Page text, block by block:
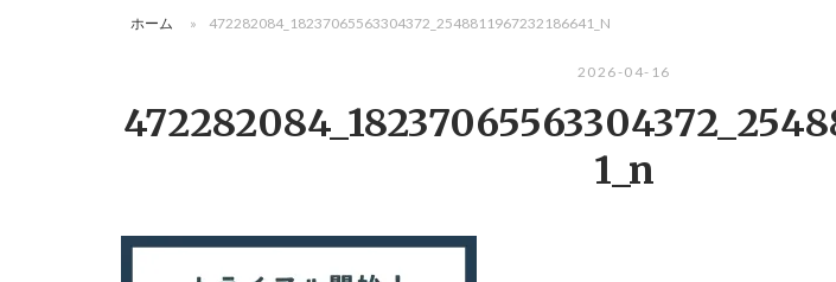
ホーム » 472282084_18237065563304372_2548811967232186641_N
2026-04-16
1_n